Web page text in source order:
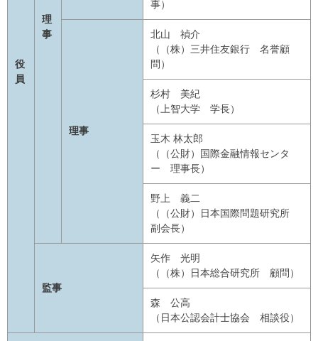
役
員
理
事
事）
理事
北山 禎介
（（株）三井住友銀行 名誉顧
問）
杉村 美紀
（上智大学 学長）
玉木 林太郎
（（公財）国際金融情報センタ
ー 理事長）
野上 義二
（（公財）日本国際問題研究所
副会長）
監事
矢作 光明
（（株）日本総合研究所 顧問）
森 公高
（日本公認会計士協会 相談役）